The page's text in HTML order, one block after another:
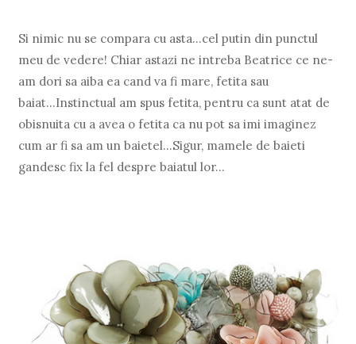
Si nimic nu se compara cu asta...cel putin din punctul
meu de vedere! Chiar astazi ne intreba Beatrice ce ne-
am dori sa aiba ea cand va fi mare, fetita sau
baiat...Instinctual am spus fetita, pentru ca sunt atat de
obisnuita cu a avea o fetita ca nu pot sa imi imaginez
cum ar fi sa am un baietel...Sigur, mamele de baieti
gandesc fix la fel despre baiatul lor...